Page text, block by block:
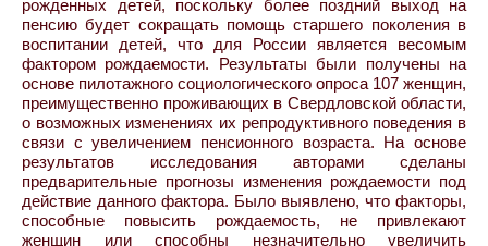
рожденных детей, поскольку более поздний выход на
пенсию будет сокращать помощь старшего поколения в
воспитании детей, что для России является весомым
фактором рождаемости. Результаты были получены на
основе пилотажного социологического опроса 107 женщин,
преимущественно проживающих в Свердловской области,
о возможных изменениях их репродуктивного поведения в
связи с увеличением пенсионного возраста. На основе
результатов исследования авторами сделаны
предварительные прогнозы изменения рождаемости под
действие данного фактора. Было выявлено, что факторы,
способные повысить рождаемость, не привлекают
женщин или способны незначительно увеличить